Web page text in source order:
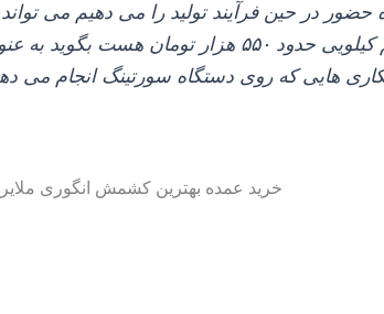
حضور در حین فرآیند تولید را می‌ دهیم می‌
هایی که روی دستگاه سورتینگ انجام می‌